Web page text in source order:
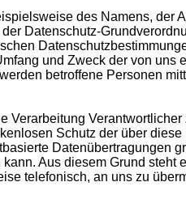
des Namens, der
Datenschutz-
und Zweck der von uns
betroffene Personen
Verarbeitung
Schutz der über
Datenübertragungen
Aus diesem Grund steht
telefonisch, an uns zu